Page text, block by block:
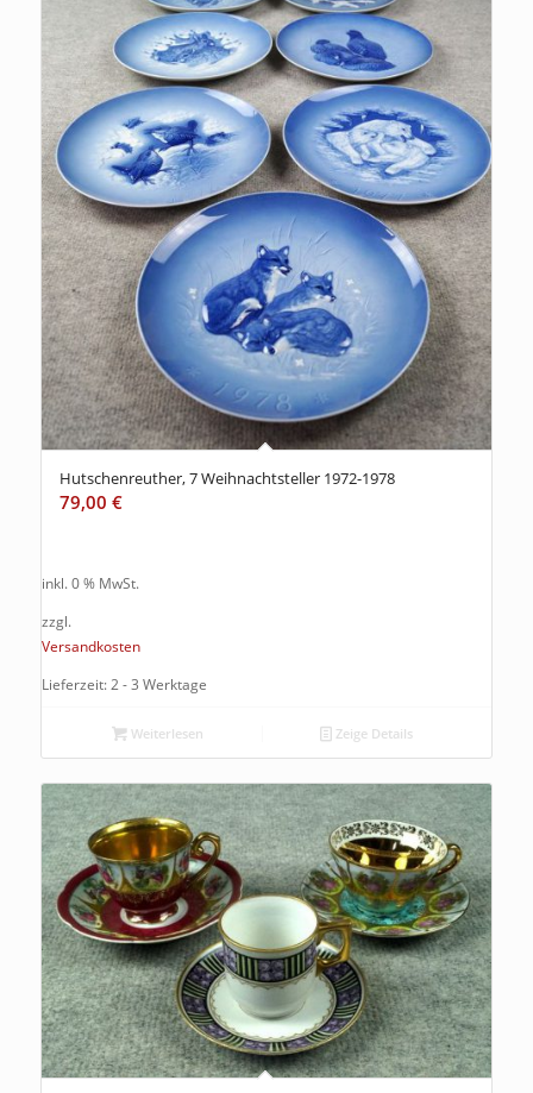
Hutschenreuther, 7 Weihnachtsteller 1972-1978
79,00 €
inkl. 0 % MwSt.
zzgl.
Versandkosten
Lieferzeit: 2 - 3 Werktage
Weiterlesen Zeige Details